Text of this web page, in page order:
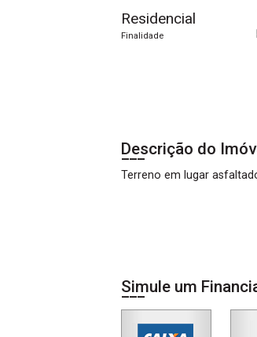
Residencial
Finalidade
Descrição do
Terreno em lugar
Simule um